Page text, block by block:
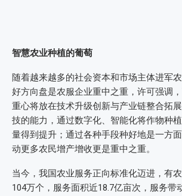
智慧农业种植的葡萄
随着越来越多的社会资本和市场主体进军
好方向盘是农服企业重中之重，许可强调
重心将放在技术升级创新与产业链整合拓
技的能力，通过数字化、智能化将作物种
量得到提升；通过各种手段种好地是一方
动更多农民增产增收更是重中之重。
当今，我国农业服务正向标准化迈进，有
104万个，服务面积近18.7亿亩次，服务带